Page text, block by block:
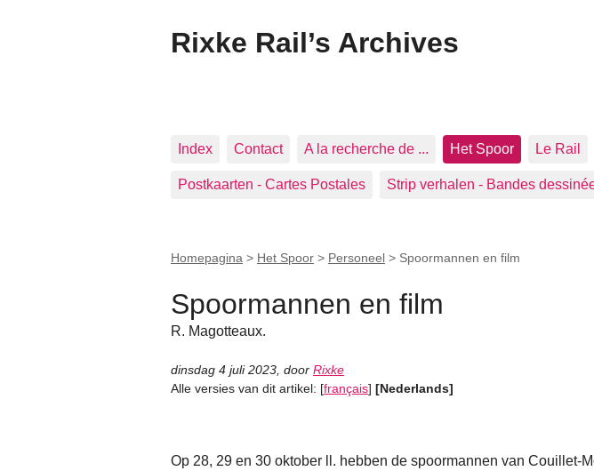
Rixke Rail’s Archives
Index Contact A la recherche de ... Het Spoor Le Rail
Postkaarten - Cartes Postales Strip verhalen - Bandes
Homepagina > Het Spoor > Personeel > Spoormannen en film
Spoormannen en film
R. Magotteaux.
dinsdag 4 juli 2023 door Rixke
Alle versies van dit artikel: [français] [Nederlands]
Op 28, 29 en 30 oktober ll. hebben de spoormannen van Couillet-